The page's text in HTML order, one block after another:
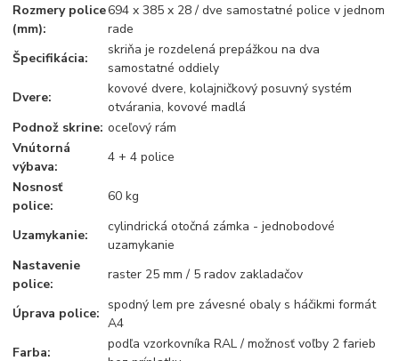
Rozmery police
(mm):
694 x 385 x 28 / dve samostatné police v jednom
rade
Špecifikácia:
skriňa je rozdelená prepážkou na dva
samostatné oddiely
Dvere:
kovové dvere, kolajničkový posuvný systém
otvárania, kovové madlá
Podnož skrine: oceľový rám
Vnútorná
výbava:
4 + 4 police
Nosnosť
police:
60 kg
Uzamykanie:
cylindrická otočná zámka - jednobodové
uzamykanie
Nastavenie
police:
raster 25 mm / 5 radov zakladačov
Úprava police:
spodný lem pre závesné obaly s háčikmi formát
A4
Farba:
podľa vzorkovníka RAL / možnosť voľby 2 farieb